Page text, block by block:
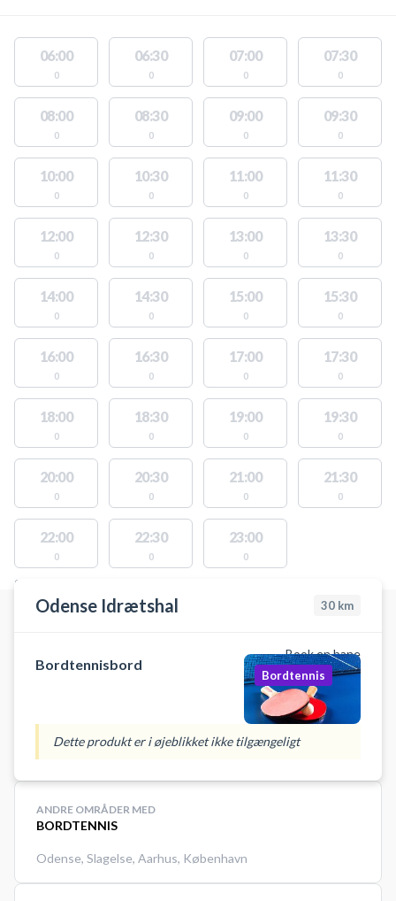
06:00
0
06:30
0
07:00
0
07:30
0
08:00
0
08:30
0
09:00
0
09:30
0
10:00
0
10:30
0
11:00
0
11:30
0
12:00
0
12:30
0
13:00
0
13:30
0
14:00
0
14:30
0
15:00
0
15:30
0
16:00
0
16:30
0
17:00
0
17:30
0
18:00
0
18:30
0
19:00
0
19:30
0
20:00
0
20:30
0
21:00
0
21:30
0
22:00
0
22:30
0
23:00
0
STEDER MED LEDIGE AKTIVITETER
Odense Idrætshal 30 km
Book en bane
Bordtennisbord
Bordtennis
Dette produkt er i øjeblikket ikke tilgængeligt
ANDRE OMRÅDER MED
BORDTENNIS
Odense, Slagelse, Aarhus, København